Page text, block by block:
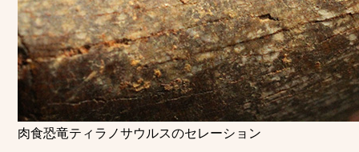
肉食恐竜ティラノサウルスのセレーション